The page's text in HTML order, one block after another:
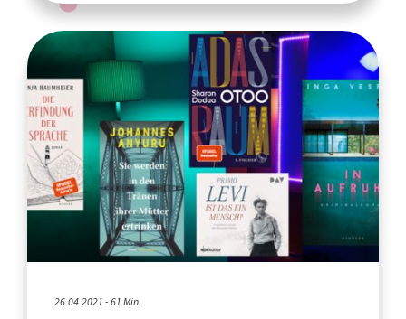
26.04.2021 - 61 Min.